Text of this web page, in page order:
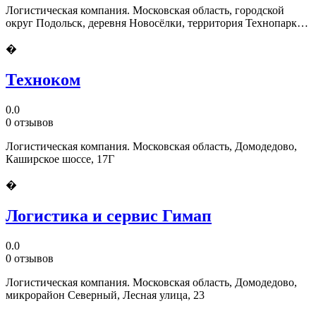
Логистическая компания. Московская область, городской
округ Подольск, деревня Новосёлки, территория Технопарка,
�
Техноком
0.0
0 отзывов
Логистическая компания. Московская область, Домодедово,
Каширское шоссе, 17Г
�
Логистика и сервис Гимап
0.0
0 отзывов
Логистическая компания. Московская область, Домодедово,
микрорайон Северный, Лесная улица, 23